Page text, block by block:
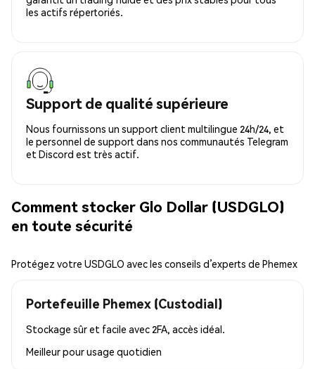
les actifs répertoriés.
Support de qualité supérieure
Nous fournissons un support client multilingue 24h/24, et
le personnel de support dans nos communautés Telegram
et Discord est très actif.
Comment stocker Glo Dollar (USDGLO)
en toute sécurité
Protégez votre USDGLO avec les conseils d’experts de Phemex
Portefeuille Phemex (Custodial)
Stockage sûr et facile avec 2FA, accès idéal.
Meilleur pourusage quotidien